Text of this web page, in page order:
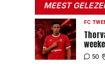
MEEST
FC
50